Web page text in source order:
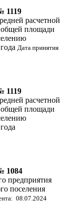
1119
расчетной
общей площади
Дата принятия
1119
расчетной
общей площади
1084
предприятия
поселения
08.07.2024